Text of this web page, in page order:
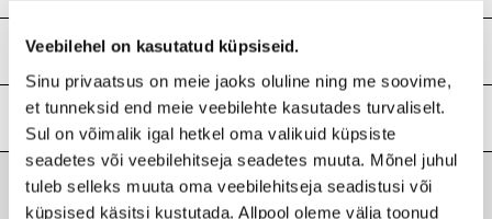
Veebilehel on kasutatud küpsiseid.
Sinu privaatsus on meie jaoks oluline ning me soovime,
et tunneksid end meie veebilehte kasutades turvaliselt.
Sul on võimalik igal hetkel oma valikuid küpsiste
seadetes või veebilehitseja seadetes muuta. Mõnel juhul
tuleb selleks muuta oma veebilehitseja seadistusi või
küpsised käsitsi kustutada. Allpool oleme välja toonud
Koostis
Aqua/Water/Eau, Cetearyl Alcohol, Behentrimonium Chloride,
Amodimethicone, Cetyl Alcohol, Hydrogenated Ethylhexyl
Olivate, Cetyl Esters, Dimethicone, Isododecane,
Propanediol, Phenoxyethanol, Isopropyl Alcohol, Stearamine
Oxide, Guar Hydroxypropyltrimonium Chloride, Ceteareth-
20, Ethylhexylglycerin, Parfum/Fragrance, Hydrogenated
Lisainfo
Kaubamärk
ORIBE
Laokood
H0205229